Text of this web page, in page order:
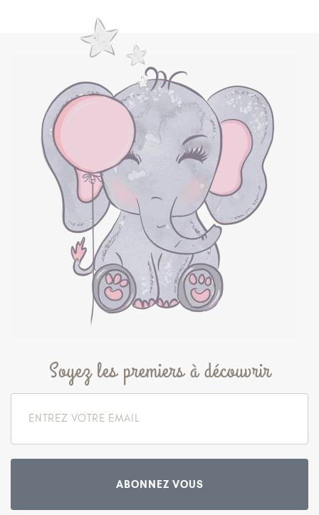
Soyez les premiers à découvrir
ABONNEZ VOUS